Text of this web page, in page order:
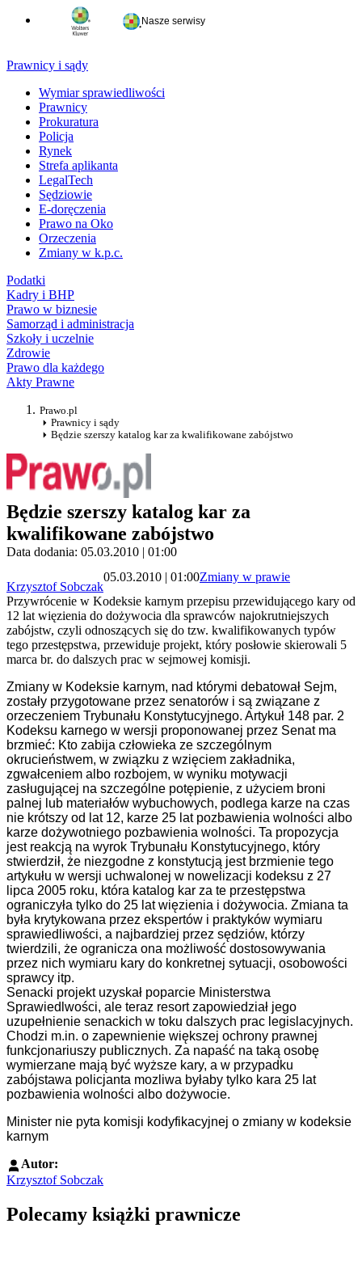
Nasze serwisy
Prawnicy i sądy
Wymiar sprawiedliwości
Prawnicy
Prokuratura
Policja
Rynek
Strefa aplikanta
LegalTech
Sędziowie
E-doręczenia
Prawo na Oko
Orzeczenia
Zmiany w k.p.c.
Podatki
Kadry i BHP
Prawo w biznesie
Samorząd i administracja
Szkoły i uczelnie
Zdrowie
Prawo dla każdego
Akty Prawne
Prawo.pl
Prawnicy i sądy
Będzie szerszy katalog kar za kwalifikowane zabójstwo
Będzie szerszy katalog kar za
kwalifikowane zabójstwo
Data dodania: 05.03.2010 | 01:00
Krzysztof Sobczak
05.03.2010 | 01:00Zmiany w prawie
Przywrócenie w Kodeksie karnym przepisu przewidującego kary od
12 lat więzienia do dożywocia dla sprawców najokrutniejszych
zabójstw, czyli odnoszących się do tzw. kwalifikowanych typów
tego przestępstwa, przewiduje projekt, który posłowie skierowali 5
marca br. do dalszych prac w sejmowej komisji.
Zmiany w Kodeksie karnym, nad którymi debatował Sejm,
zostały przygotowane przez senatorów i są związane z
orzeczeniem Trybunału Konstytucyjnego. Artykuł 148 par. 2
Kodeksu karnego w wersji proponowanej przez Senat ma
brzmieć: Kto zabija człowieka ze szczególnym
okrucieństwem, w związku z wzięciem zakładnika,
zgwałceniem albo rozbojem, w wyniku motywacji
zasługującej na szczególne potępienie, z użyciem broni
palnej lub materiałów wybuchowych, podlega karze na czas
nie krótszy od lat 12, karze 25 lat pozbawienia wolności albo
karze dożywotniego pozbawienia wolności. Ta propozycja
jest reakcją na wyrok Trybunału Konstytucyjnego, który
stwierdził, że niezgodne z konstytucją jest brzmienie tego
artykułu w wersji uchwalonej w nowelizacji kodeksu z 27
lipca 2005 roku, która katalog kar za te przestępstwa
ograniczyła tylko do 25 lat więzienia i dożywocia. Zmiana ta
była krytykowana przez ekspertów i praktyków wymiaru
sprawiedliwości, a najbardziej przez sędziów, którzy
twierdzili, że ogranicza ona możliwość dostosowywania
przez nich wymiaru kary do konkretnej sytuacji, osobowości
sprawcy itp.
Senacki projekt uzyskał poparcie Ministerstwa
Sprawiedlwości, ale teraz resort zapowiedział jego
uzupełnienie senackich w toku dalszych prac legislacyjnych.
Chodzi m.in. o zapewnienie większej ochrony prawnej
funkcjonariuszy publicznych. Za napaść na taką osobę
wymierzane mają być wyższe kary, a w przypadku
zabójstawa policjanta mozliwa byłaby tylko kara 25 lat
pozbawienia wolności albo dożywocie.
Minister nie pyta komisji kodyfikacyjnej o zmiany w kodeksie
karnym
Autor:
Krzysztof Sobczak
Polecamy książki prawnicze